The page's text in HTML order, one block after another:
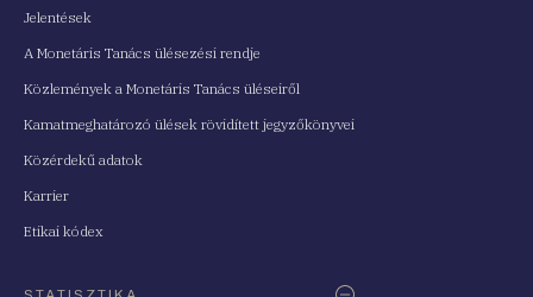
Jelentések
A Monetáris Tanács ülésezési rendje
Közlemények a Monetáris Tanács üléseiről
Kamatmeghatározó ülések rövidített jegyzőkönyvei
Közérdekű adatok
Karrier
Etikai kódex